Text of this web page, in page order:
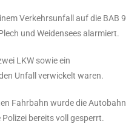
Verkehrsunfall auf die BAB 9
und Weidensees alarmiert.
LKW sowie ein
Unfall verwickelt waren.
Fahrbahn wurde die Autobahn
bereits voll gesperrt.